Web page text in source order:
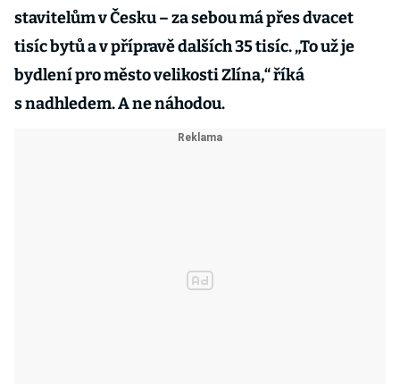
stavitelům v Česku – za sebou má přes dvacet
tisíc bytů a v přípravě dalších 35 tisíc. „To už je
bydlení pro město velikosti Zlína,“ říká
s nadhledem. A ne náhodou.